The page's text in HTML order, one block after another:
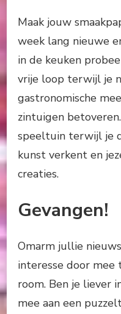
Maak jouw
week lang nieuwe
in de keuken
vrije loop terwijl je
gastronomische
zintuigen
speeltuin terwijl je
kunst verkent en
creaties.
Gevangen!
Omarm jullie
interesse door mee
room. Ben je liever
mee aan een